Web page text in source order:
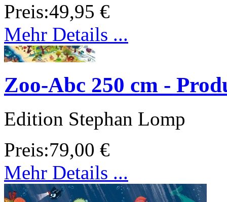
Preis:49,95 €
Mehr Details ...
Zoo-Abc 250 cm -
Edition Stephan Lomp
Preis:79,00 €
Mehr Details ...